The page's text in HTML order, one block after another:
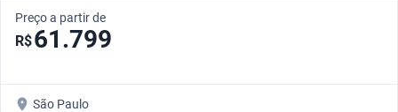
Preço a partir de
R$61.799
São Paulo